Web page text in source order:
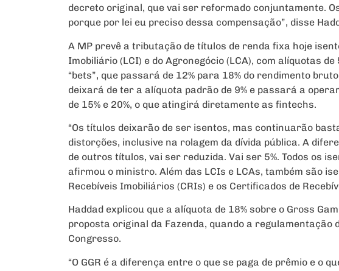
decreto original, que vai ser reformado conjuntamente.
porque por lei eu preciso dessa compensação”, disse
A MP prevê a tributação de títulos de renda fixa hoje
Imobiliário (LCI) e do Agronegócio (LCA), com alíquotas
“bets”, que passará de 12% para 18% do rendimento
deixará de ter a alíquota padrão de 9% e passará a
de 15% e 20%, o que atingirá diretamente as fintechs.
“Os títulos deixarão de ser isentos, mas continuarão
distorções, inclusive na rolagem da dívida pública. A
de outros títulos, vai ser reduzida. Vai ser 5%. Todos os
afirmou o ministro. Além das LCIs e LCAs, também são
Recebíveis Imobiliários (CRIs) e os Certificados de
Haddad explicou que a alíquota de 18% sobre o Gross
proposta original da Fazenda, quando a regulamentação
Congresso.
“O GGR é a diferença entre o que se paga de prêmio e o